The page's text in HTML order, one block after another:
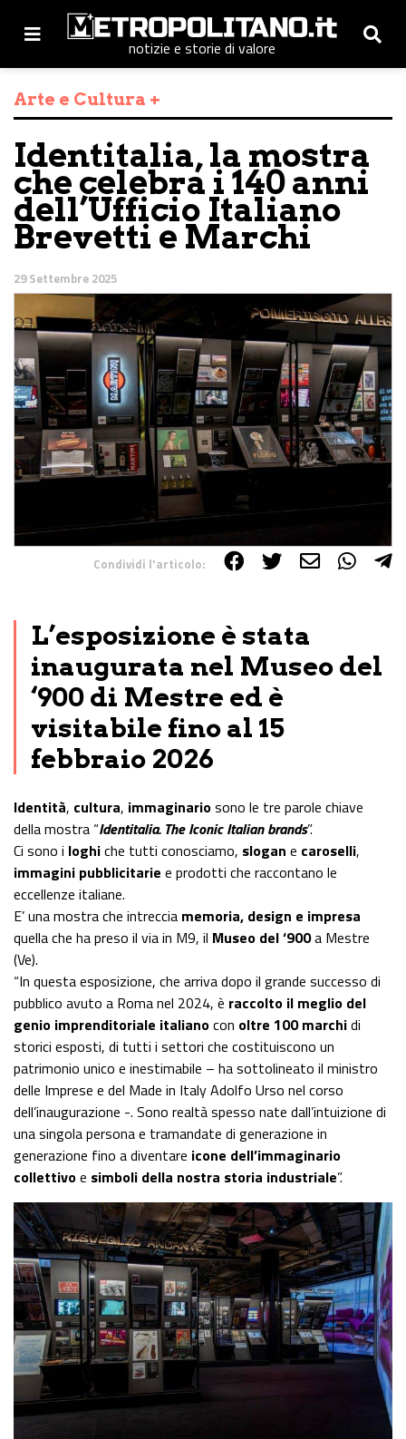
notizie e storie di valore
Arte e Cultura +
Identitalia, la mostra
che celebra i 140 anni
dell’Ufficio Italiano
Brevetti e Marchi
29 Settembre 2025
Condividi l'articolo:
L’esposizione è stata
inaugurata nel Museo del
‘900 di Mestre ed è
visitabile fino al 15
febbraio 2026
Identità, cultura, immaginariosono le tre parole chiave
della mostra “Identitalia. The Iconic Italian brands”.
Ci sono i loghiche tutti conosciamo, slogan e caroselli,
immagini pubblicitarie e prodotti che raccontano le
eccellenze italiane.
E’ una mostra che intreccia memoria, design e impresa
quella che ha preso il via in M9, il Museo del ‘900a Mestre
(Ve).
“In questa esposizione, che arriva dopo il grande successo di
pubblico avuto a Roma nel 2024, è raccolto il meglio del
genio imprenditoriale italianocon oltre 100 marchidi
storici esposti, di tutti i settori che costituiscono un
patrimonio unico e inestimabile – ha sottolineato il ministro
delle Imprese e del Made in Italy Adolfo Urso nel corso
dell’inaugurazione -. Sono realtà spesso nate dall’intuizione di
una singola persona e tramandate di generazione in
generazione fino a diventare icone dell’immaginario
collettivoe simboli della nostra storia industriale”.